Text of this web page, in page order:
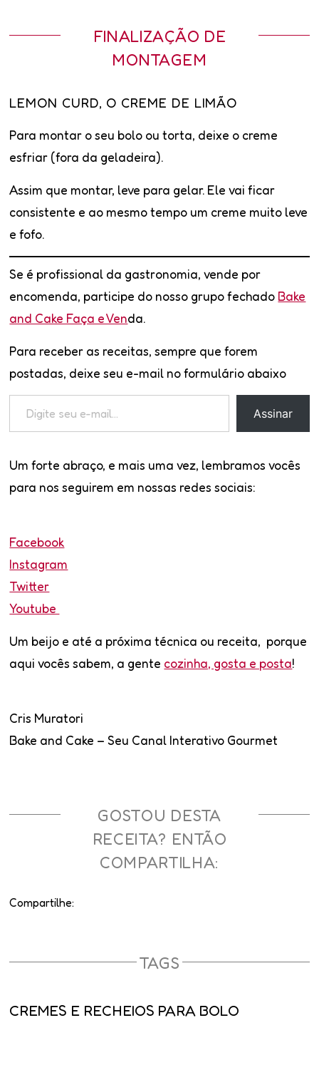
FINALIZAÇÃO DE
MONTAGEM
LEMON CURD, O CREME DE LIMÃO
Para montar o seu bolo ou torta, deixe o creme
esfriar (fora da geladeira).
Assim que montar, leve para gelar. Ele vai ficar
consistente e ao mesmo tempo um creme muito leve
e fofo.
Se é profissional da gastronomia, vende por
encomenda, participe do nosso grupo fechado Bake
and Cake Faça e Venda.
Para receber as receitas, sempre que forem
postadas, deixe seu e-mail no formulário abaixo
Digite
seu
Assinar
Um forte abraço, e mais uma vez, lembramos vocês
para nos seguirem em nossas redes sociais:
Facebook
Instagram
Twitter
Youtube
Um beijo e até a próxima técnica ou receita, porque
aqui vocês sabem, a gente cozinha, gosta e posta!
Cris Muratori
Bake and Cake – Seu Canal Interativo Gourmet
GOSTOU DESTA
RECEITA? ENTÃO
COMPARTILHA:
Compartilhe:
TAGS
CREMES E RECHEIOS PARA BOLO